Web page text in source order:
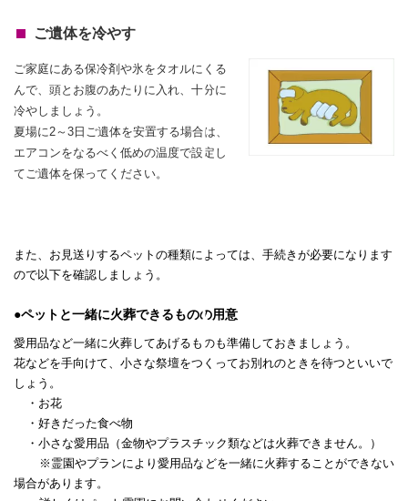
ご遺体を冷やす
ご家庭にある保冷剤や氷をタオルにくる
んで、頭とお腹のあたりに入れ、 十分に
冷やしましょう。
夏場に2～3日ご遺体を安置する場合は、
エアコンをなるべく低めの温度で設定し
てご遺体を保ってください。
また、お見送りするペットの種類によっては、手続きが必要になります
ので以下を確認しましょう。
●ペットと一緒に火葬できるものの用意
愛用品など一緒に火葬してあげるものも準備しておきましょう。
花などを手向けて、小さな祭壇をつくってお別れのときを待つといいで
しょう。
・お花
・好きだった食べ物
・小さな愛用品（金物やプラスチック類などは火葬できません。）
※霊園やプランにより愛用品などを一緒に火葬することができない
場合があります。